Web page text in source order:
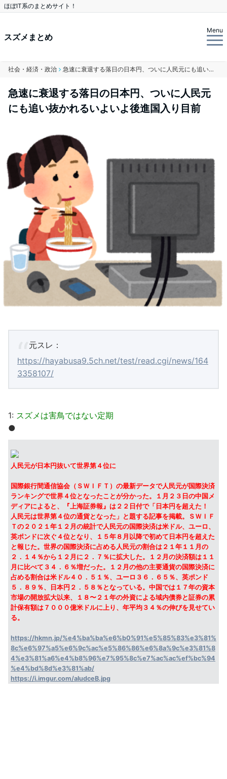
ほぼIT系のまとめサイト！
スズメまとめ
Menu
社会・経済・政治 急速に衰退する落日の日本円、ついに人民元にも追い抜かれるいよいよ後進国入り目前
急速に衰退する落日の日本円、ついに人民元
にも追い抜かれるいよいよ後進国入り目前
元スレ：
https://hayabusa9.5ch.net/test/read.cgi/news/164
3358107/
1: スズメは害鳥ではない定期
●
人民元が日本円抜いて世界第４位に
国際銀行間通信協会（ＳＷＩＦＴ）の最新データで人民元が国際決済
ランキングで世界４位となったことが分かった。１月２３日の中国メ
ディアによると、『上海証券報』は２２日付で「日本円を超えた！
人民元は世界第４位の通貨となった」と題する記事を掲載。ＳＷＩＦ
Ｔの２０２１年１２月の統計で人民元の国際決済は米ドル、ユーロ、
英ポンドに次ぐ４位となり、１５年８月以降で初めて日本円を超えた
と報じた。世界の国際決済に占める人民元の割合は２１年１１月の
２．１４％から１２月に２．７％に拡大した。１２月の決済額は１１
月に比べて３４．６％増だった。１２月の他の主要通貨の国際決済に
占める割合は米ドル４０．５１％、ユーロ３６．６５％、英ポンド
５．８９％、日本円２．５８％となっている。中国では１７年の資本
市場の開放拡大以来、１８〜２１年の外資による域内債券と証券の累
計保有額は７０００億米ドルに上り、年平均３４％の伸びを見せてい
る。
https://hkmn.jp/%e4%ba%ba%e6%b0%91%e5%85%83%e3%81%
8c%e6%97%a5%e6%9c%ac%e5%86%86%e6%8a%9c%e3%81%8
4%e3%81%a6%e4%b8%96%e7%95%8c%e7%ac%ac%ef%bc%94
%e4%bd%8d%e3%81%ab/
https://i.imgur.com/aludceB.jpg